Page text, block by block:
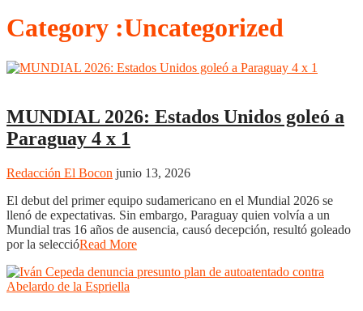
Category :Uncategorized
MUNDIAL 2026: Estados Unidos goleó a
Paraguay 4 x 1
Redacción El Bocon junio 13, 2026
El debut del primer equipo sudamericano en el Mundial 2026 se
llenó de expectativas. Sin embargo, Paraguay quien volvía a un
Mundial tras 16 años de ausencia, causó decepción, resultó goleado
por la seleccióRead More